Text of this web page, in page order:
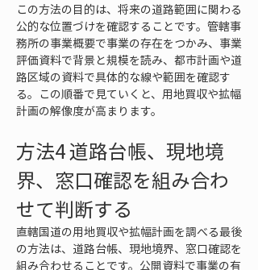
この方法の目的は、将来の道路範囲に関わる
公的な位置づけを確認することです。管轄事
務所の事業概要で事業の存在をつかみ、事業
評価資料で背景と規模を読み、都市計画や道
路区域の資料で具体的な線や範囲を確認す
る。この順番で見ていくと、用地買収や拡幅
計画の解像度が高まります。
方法4 道路台帳、現地境
界、窓口確認を組み合わ
せて判断する
直轄国道の用地買収や拡幅計画を調べる最後
の方法は、道路台帳、現地境界、窓口確認を
組み合わせることです。公開資料で事業の有